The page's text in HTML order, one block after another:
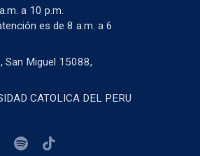
a 10 p.m.
es de 8 a.m. a 6
San Miguel 15088,
CATOLICA DEL PERU